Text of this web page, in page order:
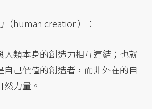
（human creation） ：
人類本身的創造力相互連結；也就
自己價值的創造者，而非外在的自
然力量。